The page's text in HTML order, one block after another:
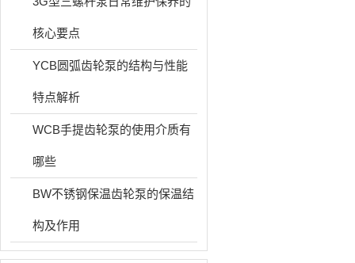
核心要点
YCB圆弧齿轮泵的结构与性能
特点解析
WCB手提齿轮泵的使用介质有
哪些
BW不锈钢保温齿轮泵的保温结
构及作用